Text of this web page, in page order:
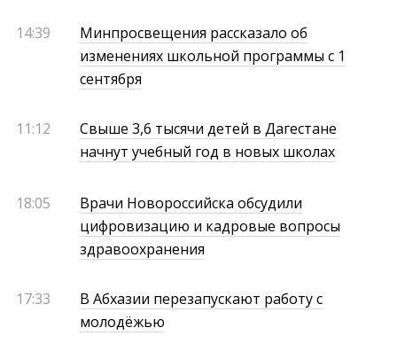
14:39
Минпросвещения рассказало об
изменениях школьной программы с 1
сентября
11:12
Свыше 3,6 тысячи детей в Дагестане
начнут учебный год в новых школах
18:05
Врачи Новороссийска обсудили
цифровизацию и кадровые вопросы
здравоохранения
17:33
В Абхазии перезапускают работу с
молодёжью